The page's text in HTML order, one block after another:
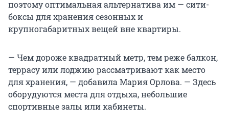
поэтому оптимальная альтернатива им — сити-
боксы для хранения сезонных и
крупногабаритных вещей вне квартиры.
— Чем дороже квадратный метр, тем реже балкон,
террасу или лоджию рассматривают как место
для хранения, — добавила Мария Орлова. — Здесь
оборудуются места для отдыха, небольшие
спортивные залы или кабинеты.